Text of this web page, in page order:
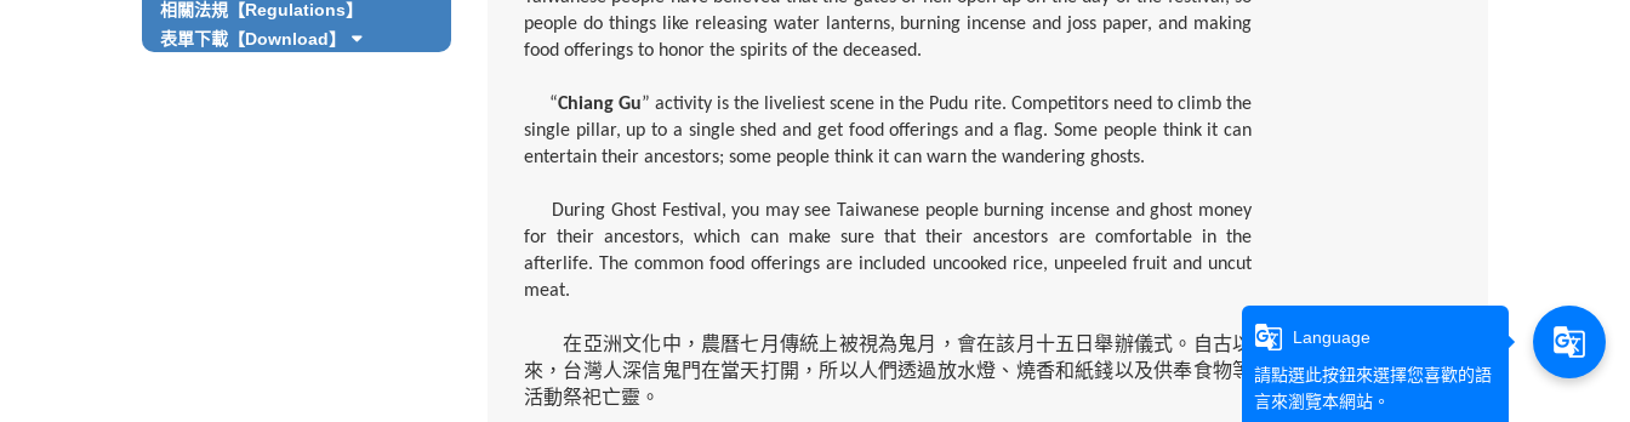
相關法規【Regulations】
表單下載【Download】
people do things like releasing water lanterns, burning incense and joss paper, and making
food offerings to honor the spirits of the deceased.
“Chiang Gu” activity is the liveliest scene in the Pudu rite. Competitors need to climb the
single pillar, up to a single shed and get food offerings and a flag. Some people think it can
entertain their ancestors; some people think it can warn the wandering ghosts.
During Ghost Festival, you may see Taiwanese people burning incense and ghost money
for their ancestors, which can make sure that their ancestors are comfortable in the
afterlife. The common food offerings are included uncooked rice, unpeeled fruit and uncut
meat.
在亞洲文化中，農曆七月傳統上被視為鬼月，會在該月十五日舉辦儀式。自古以
來，台灣人深信鬼門在當天打開，所以人們透過放水燈、燒香和紙錢以及供奉食物等
活動祭祀亡靈。
g_translate
Language
請點選此按鈕來選擇您喜歡的語
言來瀏覽本網站。
g_translate